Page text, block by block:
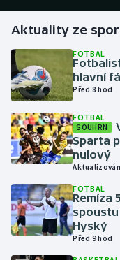
Golf
Gymnastika
Házená
Jezdectví
Judo
Krasobruslení
Lezení
Aktuality ze
FOTBAL
hlavní
Před 8 hod
FOTBAL
SOUHRN
Sparta
nulový
FOTBAL
Remíza
Hyský
Před 9 hod